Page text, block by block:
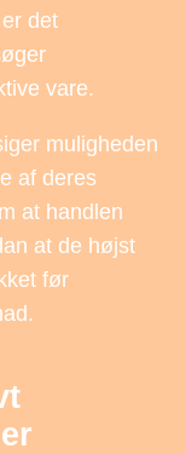
det
vare.
muligheden
af deres
at handlen
at de højst
før